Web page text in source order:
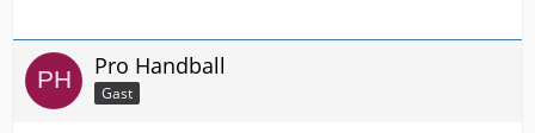
Pro Handball
Gast